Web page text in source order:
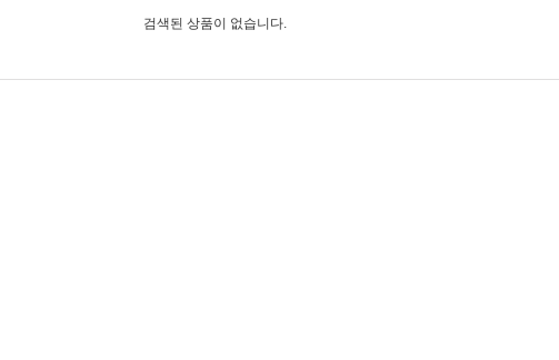
검색된 상품이 없습니다.